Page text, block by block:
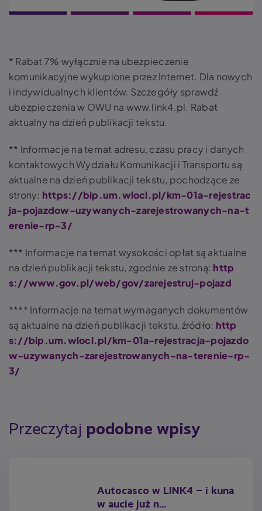
* Rabat 7% wyłącznie na ubezpieczenie
komunikacyjne wykupione przez Internet. Dla nowych
i indywidualnych klientów. Szczegóły sprawdź
ubezpieczenia w OWU na www.link4.pl. Rabat
aktualny na dzień publikacji tekstu.
** Informacje na temat adresu, czasu pracy i danych
kontaktowych Wydziału Komunikacji i Transportu są
aktualne na dzień publikacji tekstu, pochodzące ze
strony: https://bip.um.wlocl.pl/km-01a-rejestrac
ja-pojazdow-uzywanych-zarejestrowanych-na-t
erenie-rp-3/
*** Informacje na temat wysokości opłat są aktualne
na dzień publikacji tekstu, zgodnie ze stroną: http
s://www.gov.pl/web/gov/zarejestruj-pojazd
**** Informacje na temat wymaganych dokumentów
są aktualne na dzień publikacji tekstu, źródło: http
s://bip.um.wlocl.pl/km-01a-rejestracja-pojazdo
w-uzywanych-zarejestrowanych-na-terenie-rp-
3/
Przeczytaj podobne wpisy
Autocasco w LINK4 – i kuna
w aucie już n...